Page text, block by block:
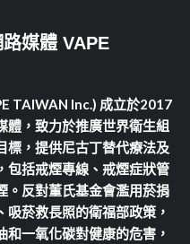
媒體 VAPE
TAIWAN Inc.) 成立於2017
體，致力於推廣世界衛生組
標，提供尼古丁替代療法及
包括戒煙專線、戒煙症狀管
。反對董氏基金會濫用菸捐
菸救長照的衛福部政策，
一氧化碳對健康的危害，